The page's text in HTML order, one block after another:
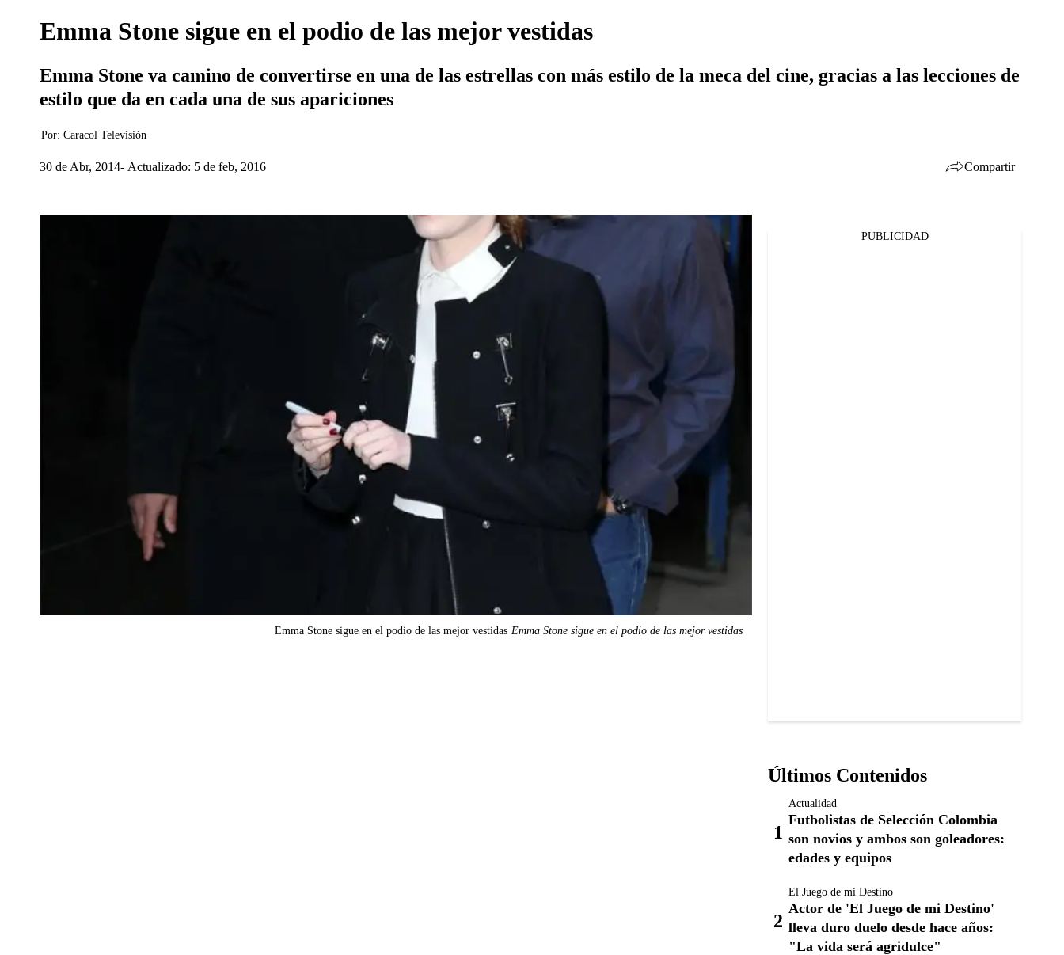
Emma Stone sigue en el podio de las mejor vestidas
Emma Stone va camino de convertirse en una de las estrellas con más estilo de la meca del cine, gracias a las lecciones de
estilo que da en cada una de sus apariciones
Por: Caracol Televisión
30 de Abr, 2014 Actualizado: 5 de feb, 2016 Compartir
Emma Stone sigue en el podio de las mejor vestidas Emma Stone sigue en el podio de las mejor vestidas
PUBLICIDAD
Últimos Contenidos
Actualidad
Futbolistas de Selección Colombia
son novios y ambos son goleadores:
edades y equipos
El Juego de mi Destino
Actor de 'El Juego de mi Destino'
lleva duro duelo desde hace años:
"La vida será agridulce"